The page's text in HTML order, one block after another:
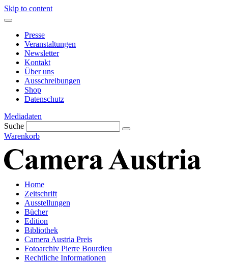
Skip to content
Presse
Veranstaltungen
Newsletter
Kontakt
Über uns
Ausschreibungen
Shop
Datenschutz
Mediadaten
Suche
Warenkorb
Home
Zeitschrift
Ausstellungen
Bücher
Edition
Bibliothek
Camera Austria Preis
Fotoarchiv Pierre Bourdieu
Rechtliche Informationen